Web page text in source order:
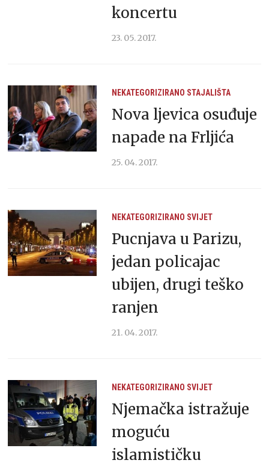
koncertu
23. 05. 2017.
NEKATEGORIZIRANO STAJALIŠTA
Nova ljevica osuđuje
napade na Frljića
25. 04. 2017.
NEKATEGORIZIRANO SVIJET
Pucnjava u Parizu,
jedan policajac
ubijen, drugi teško
ranjen
21. 04. 2017.
NEKATEGORIZIRANO SVIJET
Njemačka istražuje
moguću
islamističku